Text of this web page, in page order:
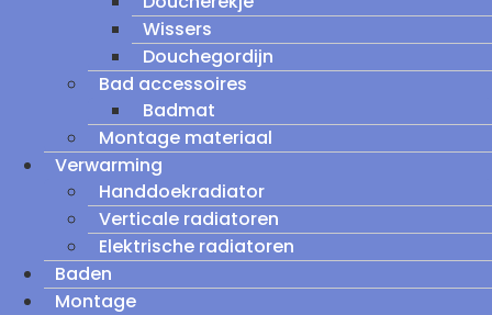
Wissers
Douchegordijn
Bad accessoires
Badmat
Montage materiaal
Verwarming
Handdoekradiator
Verticale radiatoren
Elektrische radiatoren
Baden
Montage